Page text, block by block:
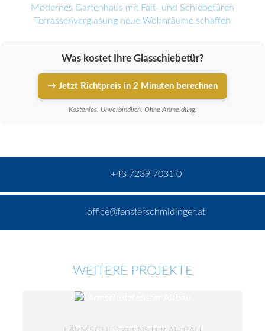
Modernes Gartenhaus mit Falt- und Schiebetüren
Terrassenverglasung neue Wohnräume schaffen
Was kostet Ihre Glasschiebetür?
→ Jetzt Richtpreis in 2 Minuten berechnen
Kostenlos. Unverbindlich. Ohne Anmeldung.
+43 7239 7031 0
office@fensterschmidinger.at
WEITERE PROJEKTE